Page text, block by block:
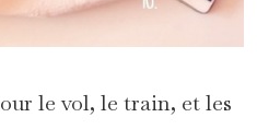
le vol, le train, et les